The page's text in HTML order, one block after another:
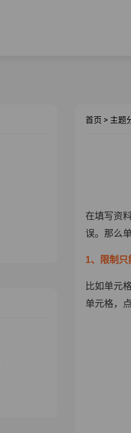
首页 > 主题
在填写资
误。那么
1、限制只
比如单元
单元格，